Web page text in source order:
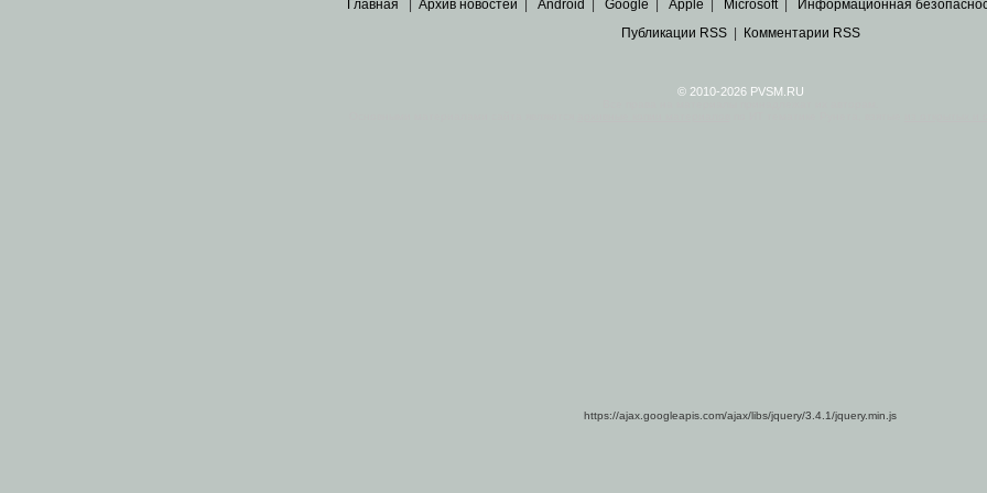
Главная Архив новостей Android Google Apple Microsoft| Информационная
Публикации RSS| Комментарии RSS
© 2010-2026 PVSM.RU
https://ajax.googleapis.com/ajax/libs/jquery/3.4.1/jquery.min.js